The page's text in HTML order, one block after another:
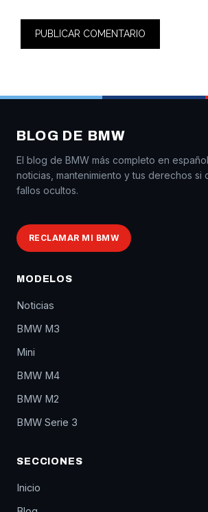
BLOG DE BMW
El blog de BMW más completo en
noticias, mantenimiento y tus derechos si
fallos ocultos.
RECLAMAR MI BMW
MODELOS
Noticias
BMW M3
Mini
BMW M4
BMW M2
BMW Serie 3
SECCIONES
Inicio